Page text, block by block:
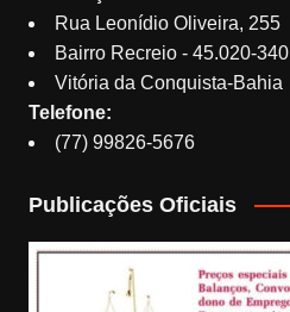
Rua Leonídio Oliveira, 255
Bairro Recreio - 45.020-340
Vitória da Conquista-Bahia
Telefone:
(77) 99826-5676
Publicações Oficiais